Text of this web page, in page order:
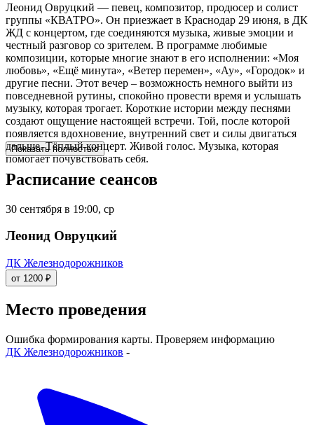
Леонид Овруцкий — певец, композитор, продюсер и солист
группы «КВАТРО». Он приезжает в Краснодар 29 июня, в ДК
ЖД с концертом, где соединяются музыка, живые эмоции и
честный разговор со зрителем. В программе любимые
композиции, которые многие знают в его исполнении: «Моя
любовь», «Ещё минута», «Ветер перемен», «Ау», «Городок» и
другие песни. Этот вечер – возможность немного выйти из
повседневной рутины, спокойно провести время и услышать
музыку, которая трогает. Короткие истории между песнями
создают ощущение настоящей встречи. Той, после которой
появляется вдохновение, внутренний свет и силы двигаться
дальше. Тёплый концерт. Живой голос. Музыка, которая
помогает почувствовать себя.
Показать полностью
Расписание сеансов
30 сентября в 19:00, ср
Леонид Овруцкий
ДК Железнодорожников
от 1200 ₽
Место проведения
Ошибка формирования карты. Проверяем информацию
ДК Железнодорожников -